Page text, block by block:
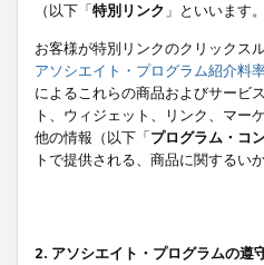
（以下「特別リンク 」といいます。
お客様が特別リンクのクリックス
アソシエイト・プログラム紹介料
によるこれらの商品およびサービ
ト、ウィジェット、リンク、マー
他の情報（以下「プログラム・コ
トで提供される、商品に関するい
2. アソシエイト・プログラムの遵